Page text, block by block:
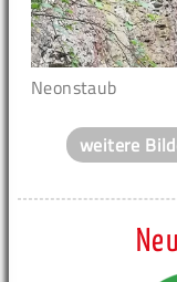
Neonstaub
weitere